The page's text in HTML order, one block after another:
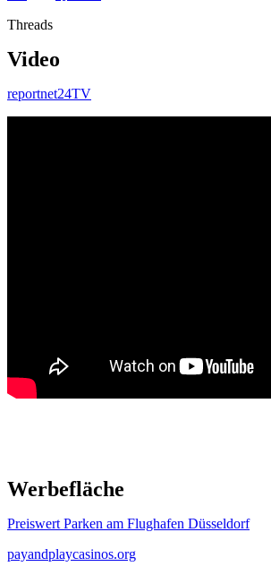
Threads
Video
reportnet24TV
Werbefläche
Preiswert Parken am Flughafen Düsseldorf
payandplaycasinos.org